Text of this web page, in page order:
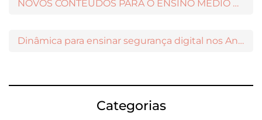
NOVOS CONTEÚDOS PARA O ENSINO MÉDIO DISPONÍVEIS NO MODERNAMIGOS
Dinâmica para ensinar segurança digital nos Anos Iniciais
Categorias